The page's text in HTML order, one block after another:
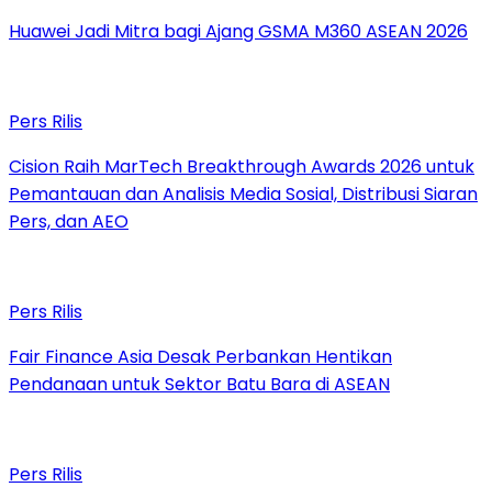
Huawei Jadi Mitra bagi Ajang GSMA M360 ASEAN 2026
Pers Rilis
Cision Raih MarTech Breakthrough Awards 2026 untuk
Pemantauan dan Analisis Media Sosial, Distribusi Siaran
Pers, dan AEO
Pers Rilis
Fair Finance Asia Desak Perbankan Hentikan
Pendanaan untuk Sektor Batu Bara di ASEAN
Pers Rilis